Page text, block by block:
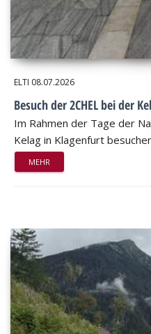
ELTI 08.07.2026
Besuch der 2CHEL bei der
Im Rahmen der Tage der
Kelag in Klagenfurt
MEHR